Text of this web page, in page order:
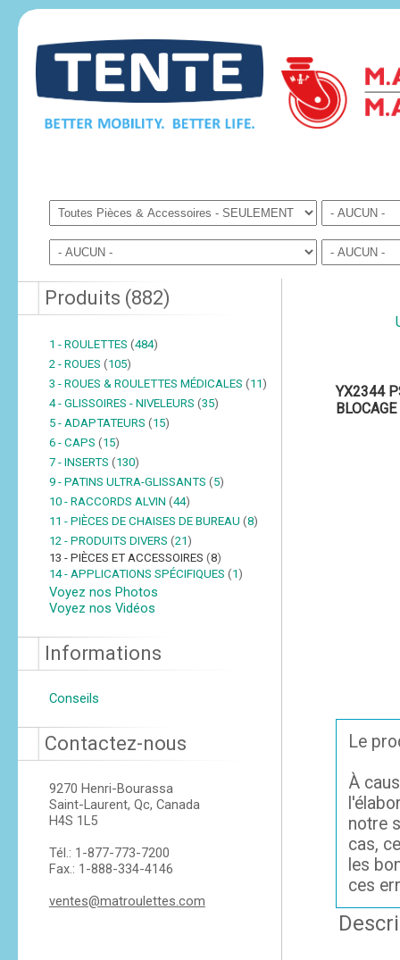
Produits (882)
1 - ROULETTES (484)
2 - ROUES (105)
3 - ROUES & ROULETTES MÉDICALES (11)
4 - GLISSOIRES - NIVELEURS (35)
5 - ADAPTATEURS (15)
6 - CAPS (15)
7 - INSERTS (130)
9 - PATINS ULTRA-GLISSANTS (5)
10 - RACCORDS ALVIN (44)
11 - PIÈCES DE CHAISES DE BUREAU (8)
12 - PRODUITS DIVERS (21)
13 - PIÈCES ET ACCESSOIRES (8)
14 - APPLICATIONS SPÉCIFIQUES (1)
Voyez nos Photos
Voyez nos Vidéos
Informations
Conseils
Contactez-nous
9270 Henri-Bourassa
Saint-Laurent, Qc, Canada
H4S 1L5
Tél.: 1-877-773-7200
Fax.: 1-888-334-4146
ventes@matroulettes.com
YX2344
Le
À
notre
cas,
les
ces